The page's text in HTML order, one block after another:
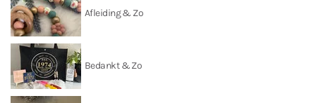
Afleiding & Zo
Bedankt & Zo